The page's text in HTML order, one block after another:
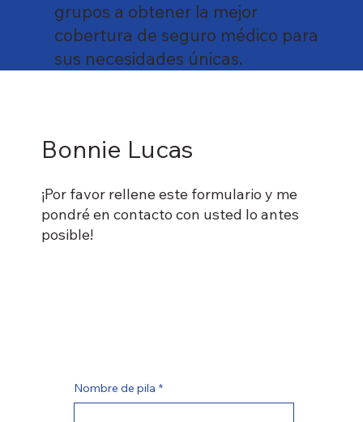
grupos a obtener la mejor
cobertura de seguro médico para
sus necesidades únicas.
Bonnie Lucas
¡Por favor rellene este formulario y me
pondré en contacto con usted lo antes
posible!
Nombre de pila *